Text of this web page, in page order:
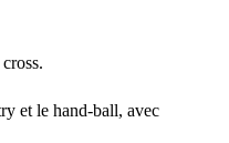
et le hand-ball, avec